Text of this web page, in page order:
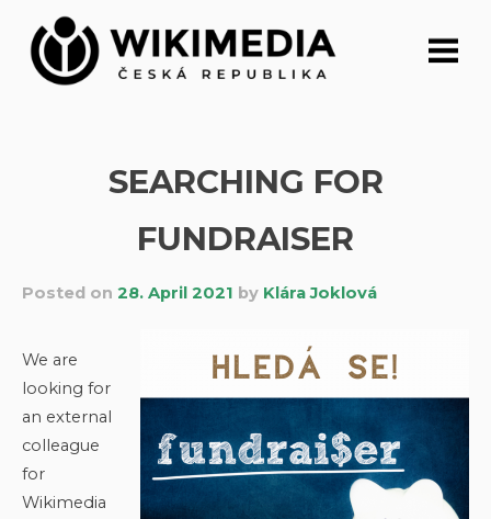
content
SEARCHING FOR
FUNDRAISER
Posted on 28. April 2021 by Klára Joklová
We are
looking for
an external
colleague
for
Wikimedia